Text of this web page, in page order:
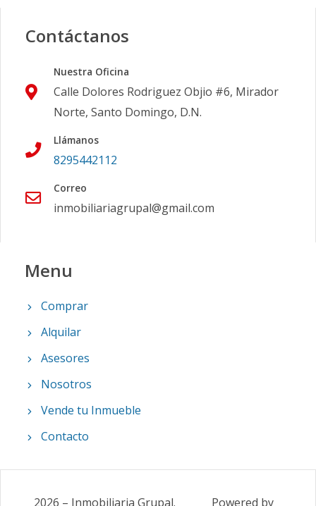
Contáctanos
Nuestra Oficina
Calle Dolores Rodriguez Objio #6, Mirador
Norte, Santo Domingo, D.N.
Llámanos
8295442112
Correo
inmobiliariagrupal@gmail.com
Menu
Comprar
Alquilar
Asesores
Nosotros
Vende tu Inmueble
Contacto
2026 – Inmobiliaria Grupal. Powered by